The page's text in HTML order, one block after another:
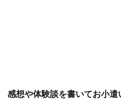
感想や体験談を書いてお小